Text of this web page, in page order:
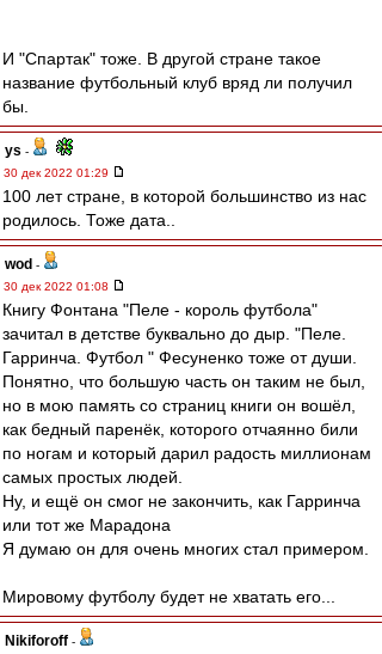
И "Спартак" тоже. В другой стране такое
название футбольный клуб вряд ли получил
бы.
ys -
30 дек 2022 01:29
100 лет стране, в которой большинство из нас
родилось. Тоже дата..
wod -
30 дек 2022 01:08
Книгу Фонтана "Пеле - король футбола"
зачитал в детстве буквально до дыр. "Пеле.
Гарринча. Футбол " Фесуненко тоже от души.
Понятно, что большую часть он таким не был,
но в мою память со страниц книги он вошёл,
как бедный паренёк, которого отчаянно били
по ногам и который дарил радость миллионам
самых простых людей.
Ну, и ещё он смог не закончить, как Гарринча
или тот же Марадона
Я думаю он для очень многих стал примером.
Мировому футболу будет не хватать его...
Nikiforoff -